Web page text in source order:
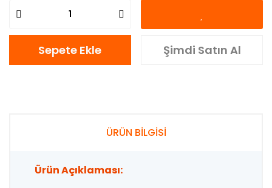
Sepete Ekle Şimdi Satın Al
ÜRÜN BİLGİSİ
Ürün Açıklaması: